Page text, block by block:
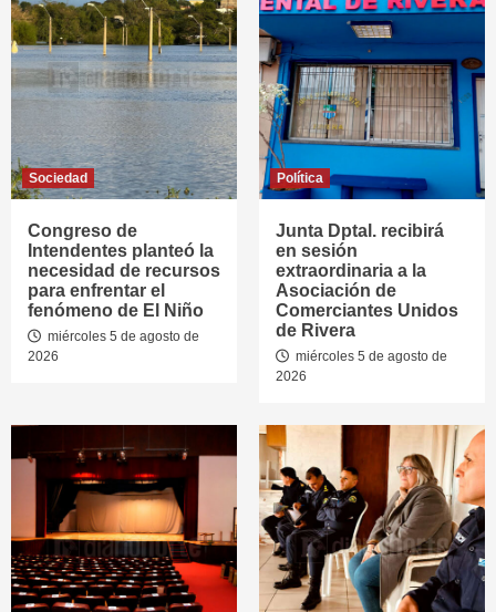
Sociedad
Congreso de
Intendentes planteó la
necesidad de recursos
para enfrentar el
fenómeno de El Niño
miércoles 5 de agosto de
2026
Política
Junta Dptal. recibirá
en sesión
extraordinaria a la
Asociación de
Comerciantes Unidos
de Rivera
miércoles 5 de agosto de
2026